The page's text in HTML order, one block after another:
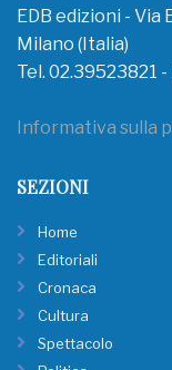
EDB edizioni - Via
Milano (Italia)
Tel. 02.39523821
Informativa sulla
SEZIONI
Home
Editoriali
Cronaca
Cultura
Spettacolo